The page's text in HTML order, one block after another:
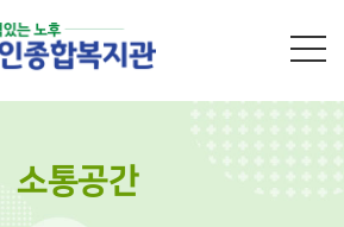
소통공간